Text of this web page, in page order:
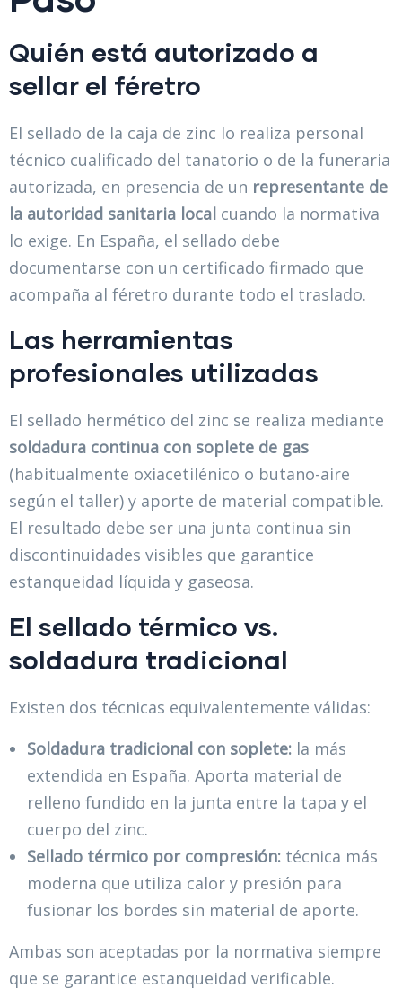
Quién está autorizado a
sellar el féretro
El sellado de la caja de zinc lo realiza personal
técnico cualificado del tanatorio o de la funeraria
autorizada, en presencia de un representante de
la autoridad sanitaria local cuando la normativa
lo exige. En España, el sellado debe
documentarse con un certificado firmado que
acompaña al féretro durante todo el traslado.
Las herramientas
profesionales utilizadas
El sellado hermético del zinc se realiza mediante
soldadura continua con soplete de gas
(habitualmente oxiacetilénico o butano-aire
según el taller) y aporte de material compatible.
El resultado debe ser una junta continua sin
discontinuidades visibles que garantice
estanqueidad líquida y gaseosa.
El sellado térmico vs.
soldadura tradicional
Existen dos técnicas equivalentemente válidas:
Soldadura tradicional con soplete: la más
extendida en España. Aporta material de
relleno fundido en la junta entre la tapa y el
cuerpo del zinc.
Sellado térmico por compresión: técnica más
moderna que utiliza calor y presión para
fusionar los bordes sin material de aporte.
Ambas son aceptadas por la normativa siempre
que se garantice estanqueidad verificable.